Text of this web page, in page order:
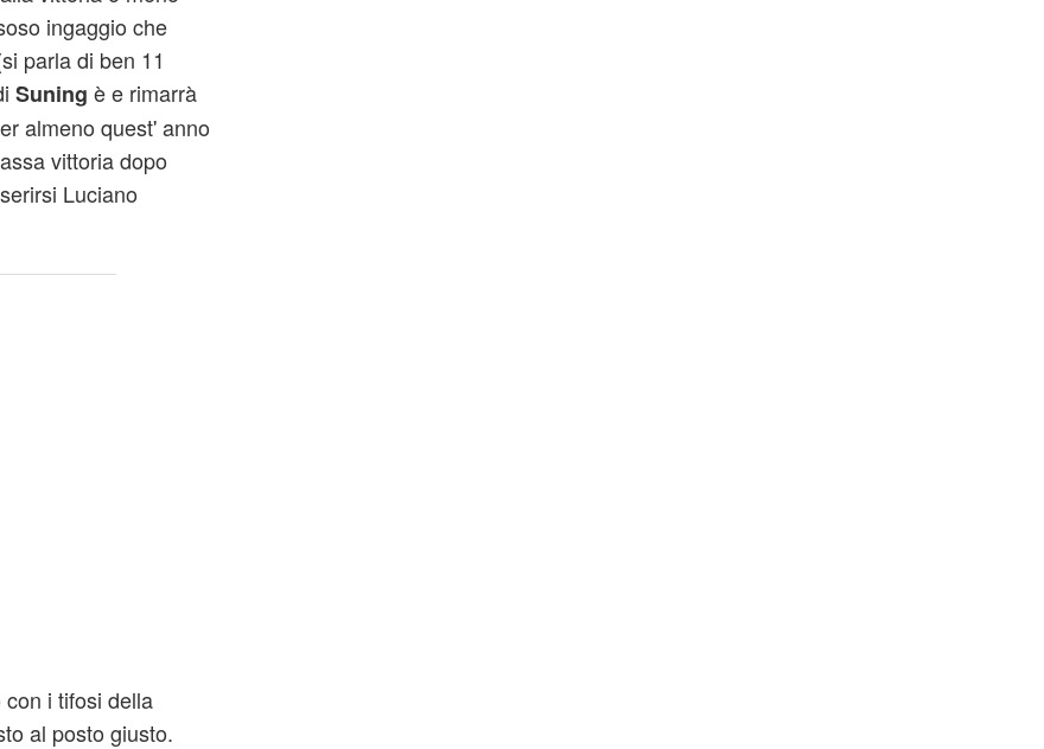
ingaggio che
parla di ben 11
Suning è e rimarrà
almeno quest' anno
vittoria dopo
Luciano
i tifosi della
al posto giusto.